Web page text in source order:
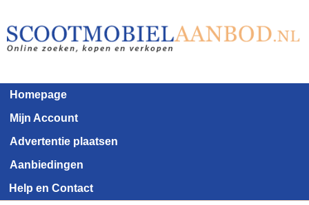
Homepage
Mijn Account
Advertentie plaatsen
Aanbiedingen
Help en Contact